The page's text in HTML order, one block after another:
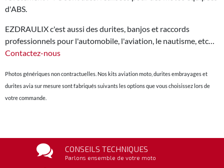
d'ABS.
EZDRAULIX c'est aussi des durites, banjos et raccords
professionnels pour l'automobile, l'aviation, le nautisme, etc…
Contactez-nous
Photos génériques non contractuelles. Nos kits aviation moto, durites embrayages et
durites avia sur mesure sont fabriqués suivants les options que vous choisissez lors de
votre commande.
CONSEILS TECHNIQUES
Parlons ensemble de votre moto